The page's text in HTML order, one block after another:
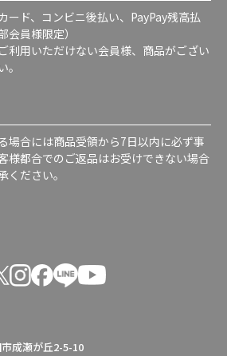
ード、コンビニ後払い、PayPay残高払
会員様限定）
利用いただけない会員様、商品がござい
場合には商品受領から7日以内に必ず事
様都合でのご返品はお受けできない場合
ください。
成瀬が丘2-5-10